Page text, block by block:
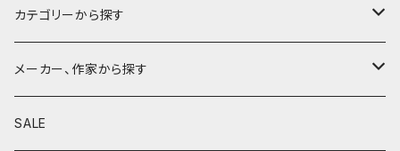
カテゴリーから探す
鉛筆
鉛筆補助軸
メーカー、作家から探す
590&Co.
SALE